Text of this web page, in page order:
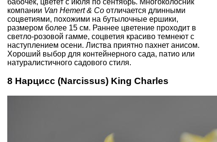
компании Van Hemert & Co отличается длинными
соцветиями, похожими на бутылочные ершики,
размером более 15 см. Раннее цветение проходит в
светло-розовой гамме, соцветия красиво темнеют с
наступлением осени. Листва приятно пахнет анисом.
Хороший выбор для контейнерного сада, патио или
натуралистичного садового стиля.
8 Нарцисс (Narcissus) King Charles